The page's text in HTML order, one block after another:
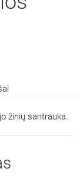
žinių santrauka.